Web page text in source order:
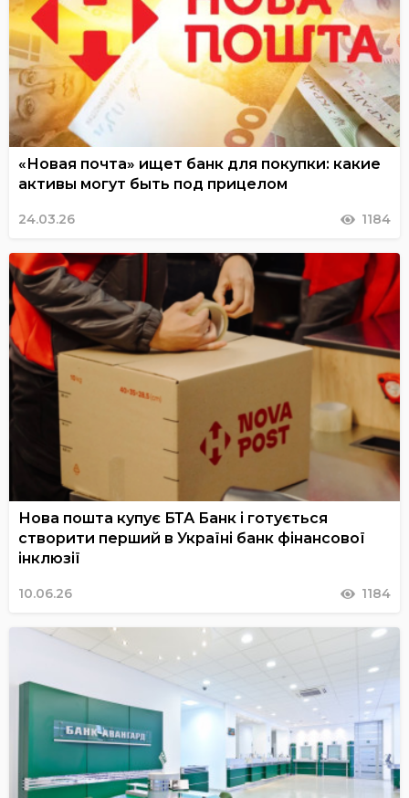
«Новая почта» ищет банк для покупки: какие
активы могут быть под прицелом
24.03.26 1184
Нова пошта купує БТА Банк і готується
створити перший в Україні банк фінансової
інклюзії
10.06.26 1184